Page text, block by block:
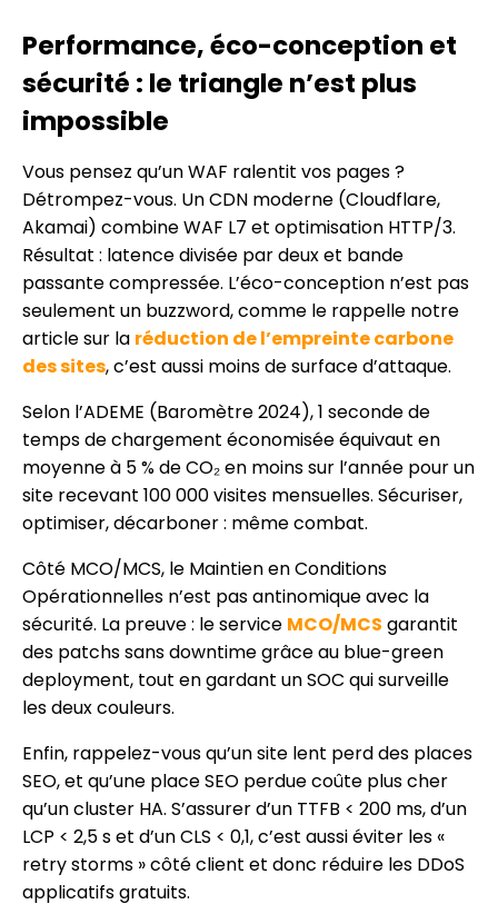
Performance, éco-conception et
sécurité : le triangle n’est plus
impossible
Vous pensez qu’un WAF ralentit vos pages ?
Détrompez-vous. Un CDN moderne (Cloudflare,
Akamai) combine WAF L7 et optimisation HTTP/3.
Résultat : latence divisée par deux et bande
passante compressée. L’éco-conception n’est pas
seulement un buzzword, comme le rappelle notre
article sur la réduction de l’empreinte carbone
des sites, c’est aussi moins de surface d’attaque.
Selon l’ADEME (Baromètre 2024), 1 seconde de
temps de chargement économisée équivaut en
moyenne à 5 % de CO₂ en moins sur l’année pour un
site recevant 100 000 visites mensuelles. Sécuriser,
optimiser, décarboner : même combat.
Côté MCO/MCS, le Maintien en Conditions
Opérationnelles n’est pas antinomique avec la
sécurité. La preuve : le service MCO/MCS garantit
des patchs sans downtime grâce au blue-green
deployment, tout en gardant un SOC qui surveille
les deux couleurs.
Enfin, rappelez-vous qu’un site lent perd des places
SEO, et qu’une place SEO perdue coûte plus cher
qu’un cluster HA. S’assurer d’un TTFB < 200 ms, d’un
LCP < 2,5 s et d’un CLS < 0,1, c’est aussi éviter les «
retry storms » côté client et donc réduire les DDoS
applicatifs gratuits.